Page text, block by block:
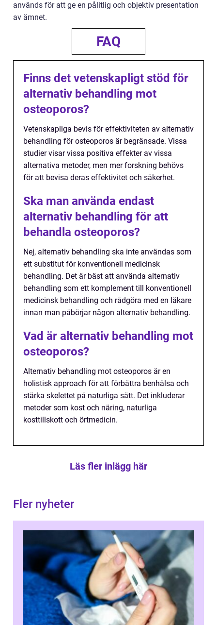
används för att ge en pålitlig och objektiv presentation
av ämnet.
FAQ
Finns det vetenskapligt stöd för
alternativ behandling mot
osteoporos?
Vetenskapliga bevis för effektiviteten av alternativ
behandling för osteoporos är begränsade. Vissa
studier visar vissa positiva effekter av vissa
alternativa metoder, men mer forskning behövs
för att bevisa deras effektivitet och säkerhet.
Ska man använda endast
alternativ behandling för att
behandla osteoporos?
Nej, alternativ behandling ska inte användas som
ett substitut för konventionell medicinsk
behandling. Det är bäst att använda alternativ
behandling som ett komplement till konventionell
medicinsk behandling och rådgöra med en läkare
innan man påbörjar någon alternativ behandling.
Vad är alternativ behandling mot
osteoporos?
Alternativ behandling mot osteoporos är en
holistisk approach för att förbättra benhälsa och
stärka skelettet på naturliga sätt. Det inkluderar
metoder som kost och näring, naturliga
kosttillskott och örtmedicin.
Läs fler inlägg här
Fler nyheter